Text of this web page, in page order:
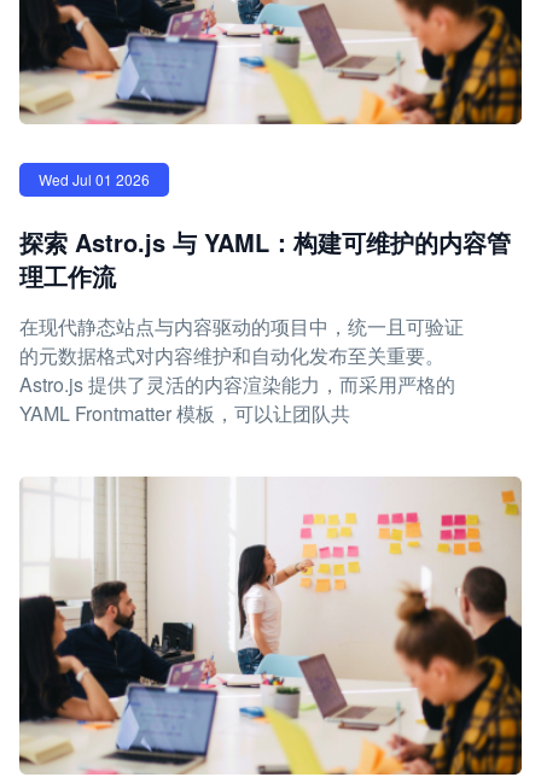
Wed Jul 01 2026
探索 Astro.js 与 YAML：构建可维护的内容管
理工作流
在现代静态站点与内容驱动的项目中，统一且可验证
的元数据格式对内容维护和自动化发布至关重要。
Astro.js 提供了灵活的内容渲染能力，而采用严格的
YAML Frontmatter 模板，可以让团队共